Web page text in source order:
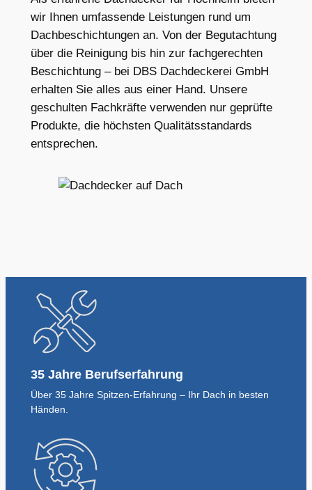
wir Ihnen umfassende Leistungen rund um
Dachbeschichtungen an. Von der Begutachtung
über die Reinigung bis hin zur fachgerechten
Beschichtung – bei DBS Dachdeckerei GmbH
erhalten Sie alles aus einer Hand. Unsere
geschulten Fachkräfte verwenden nur geprüfte
Produkte, die höchsten Qualitätsstandards
entsprechen.
35 Jahre Berufserfahrung
Über 35 Jahre Spitzen-Erfahrung – Ihr Dach in besten
Händen.